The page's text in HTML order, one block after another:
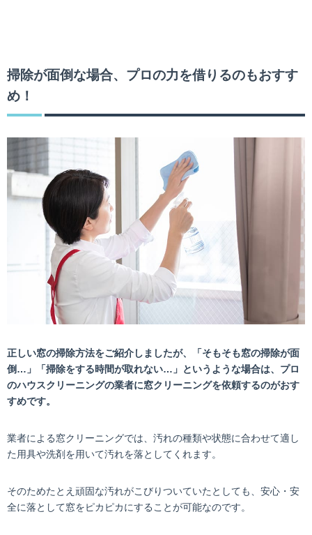
掃除が面倒な場合、プロの力を借りるのもおすす
め！
正しい窓の掃除方法をご紹介しましたが、「そもそも窓の掃除が面
倒…」「掃除をする時間が取れない…」というような場合は、プロ
のハウスクリーニングの業者に窓クリーニングを依頼するのがおす
すめです。
業者による窓クリーニングでは、汚れの種類や状態に合わせて適し
た用具や洗剤を用いて汚れを落としてくれます。
そのためたとえ頑固な汚れがこびりついていたとしても、安心・安
全に落として窓をピカピカにすることが可能なのです。